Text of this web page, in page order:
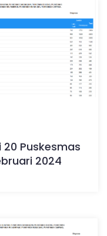
20 Puskesmas
2024